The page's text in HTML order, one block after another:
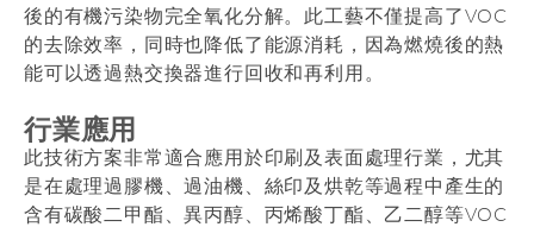
後的有機污染物完全氧化分解。此工藝不僅提高了VOC
的去除效率，同時也降低了能源消耗，因為燃燒後的熱
能可以透過熱交換器進行回收和再利用。
行業應用
此技術方案非常適合應用於印刷及表面處理行業，尤其
是在處理過膠機、過油機、絲印及烘乾等過程中產生的
含有碳酸二甲酯、異丙醇、丙烯酸丁酯、乙二醇等VOC